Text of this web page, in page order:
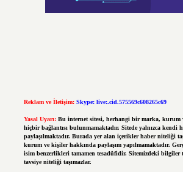
Reklam ve İletişim: Skype: live:.cid.575569c608265c69
Yasal Uyarı: Bu internet sitesi, herhangi bir marka, kurum
hiçbir bağlantısı bulunmamaktadır. Sitede yalnızca kendi
paylaşılmaktadır. Burada yer alan içerikler haber niteliği
kurum ve kişiler hakkında paylaşım yapılmamaktadır.
isim benzerlikleri tamamen tesadüfidir. Sitemizdeki bilgiler
tavsiye niteliği taşımazlar.